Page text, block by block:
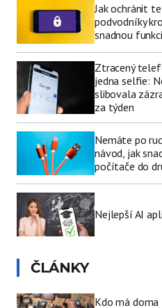
Jak ochránit
podvodníky
snadnou
Ztracený
jedna selfie:
slibovala
za týden
Nemáte po
návod, jak
počítače do
Nejlepší AI
ČLÁNKY
Kdo má